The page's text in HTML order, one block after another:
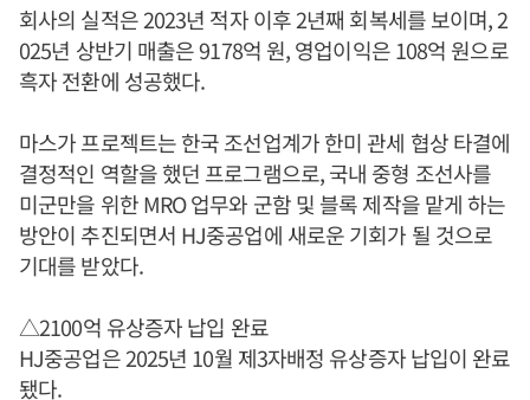
회사의 실적은 2023년 적자 이후 2년째 회복세를 보이며, 2
025년 상반기 매출은 9178억 원, 영업이익은 108억 원으로
흑자 전환에 성공했다.
마스가 프로젝트는 한국 조선업계가 한미 관세 협상 타결에
결정적인 역할을 했던 프로그램으로, 국내 중형 조선사를
미군만을 위한 MRO 업무와 군함 및 블록 제작을 맡게 하는
방안이 추진되면서 HJ중공업에 새로운 기회가 될 것으로
기대를 받았다.
△2100억 유상증자 납입 완료
HJ중공업은 2025년 10월 제3자배정 유상증자 납입이 완료
됐다.